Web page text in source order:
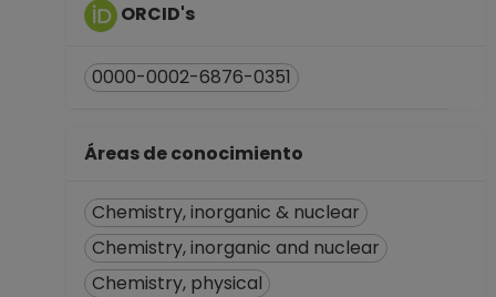
ORCID's
0000-0002-6876-0351
Áreas de conocimiento
Chemistry, inorganic & nuclear
Chemistry, inorganic and nuclear
Chemistry, physical